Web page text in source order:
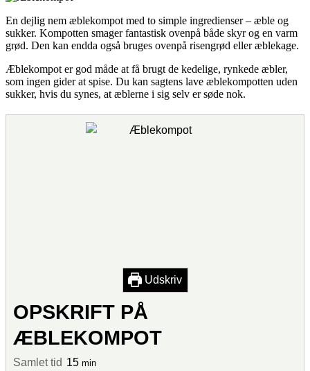
En dejlig nem æblekompot med to simple ingredienser – æble og
sukker. Kompotten smager fantastisk ovenpå både skyr og en varm
grød. Den kan endda også bruges ovenpå risengrød eller æblekage.
Æblekompot er god måde at få brugt de kedelige, rynkede æbler,
som ingen gider at spise. Du kan sagtens lave æblekompotten uden
sukker, hvis du synes, at æblerne i sig selv er søde nok.
Udskriv
OPSKRIFT PÅ
ÆBLEKOMPOT
Samlet tid 15 min